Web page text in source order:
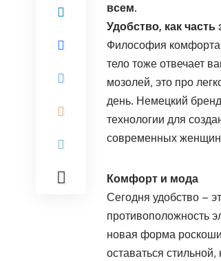
всем.
Удобство, как
Философия комфорта
тело тоже отвечает
мозолей, это про
день. Немецкий
технологии для
современных
Комфорт и мода
Сегодня удобство –
противоположность
новая форма
оставаться